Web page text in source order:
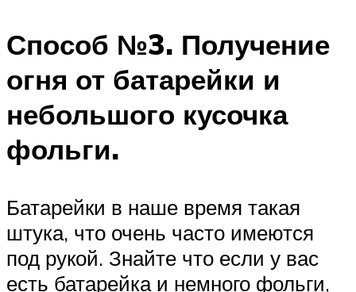
Способ №3. Получение
огня от батарейки и
небольшого кусочка
фольги.
Батарейки в наше время такая
штука, что очень часто имеются
под рукой. Знайте что если у вас
есть батарейка и немного фольги,